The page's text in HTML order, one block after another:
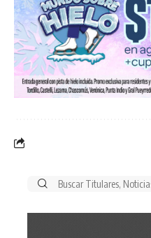
Buscar